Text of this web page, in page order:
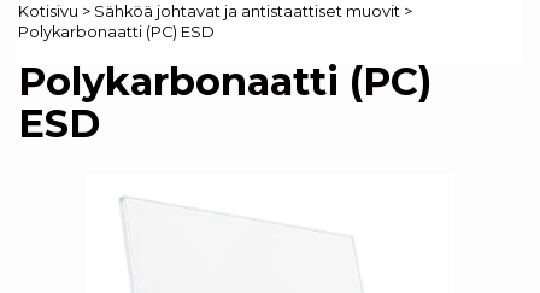
Kotisivu > Sähköä johtavat ja antistaattiset muovit >
Polykarbonaatti (PC) ESD
Polykarbonaatti (PC)
ESD